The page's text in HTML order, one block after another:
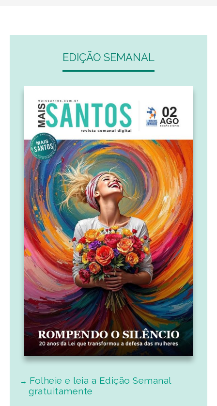
EDIÇÃO SEMANAL
Folheie e leia a Edição Semanal
gratuitamente